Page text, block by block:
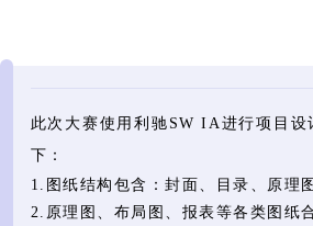
此次大赛使用利驰SW IA进行项目
下：
1.图纸结构包含：封面、目录、原理
2.原理图、布局图、报表等各类图纸